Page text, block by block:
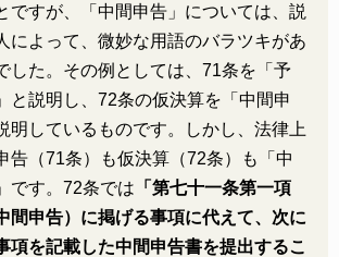
ですが、「中間申告」については、説
によって、微妙な用語のバラツキがあ
した。その例としては、71条を「予
と説明し、72条の仮決算を「中間申
明しているものです。しかし、法律上
告（71条）も仮決算（72条）も「中
です。72条では 「第七十一条第一項
間申告）に掲げる事項に代えて、次に
項を記載した中間申告書を提出するこ